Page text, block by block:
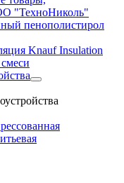
"ТехноНиколь"
пенополистирол
Knauf Insulation